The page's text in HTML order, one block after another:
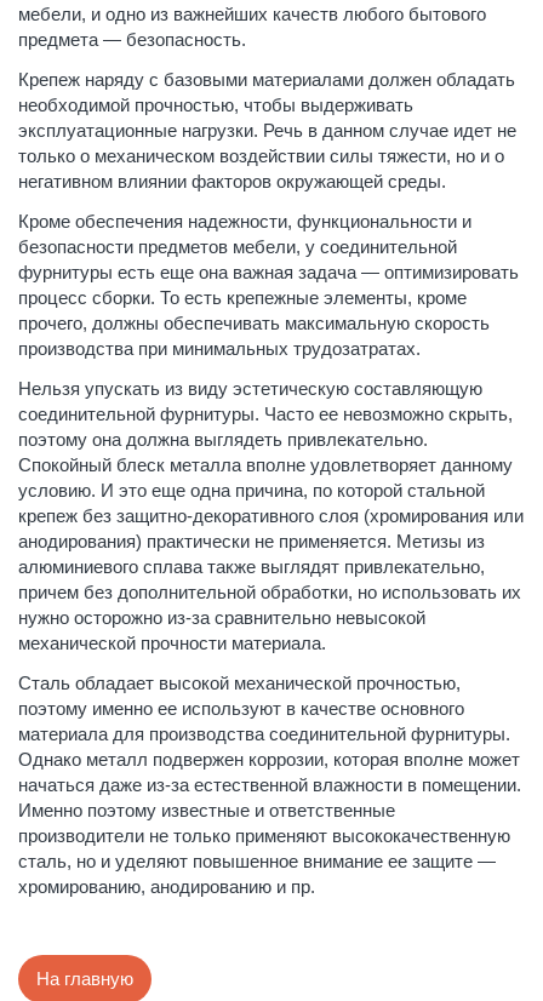
мебели, и одно из важнейших качеств любого бытового
предмета — безопасность.
Крепеж наряду с базовыми материалами должен обладать
необходимой прочностью, чтобы выдерживать
эксплуатационные нагрузки. Речь в данном случае идет не
только о механическом воздействии силы тяжести, но и о
негативном влиянии факторов окружающей среды.
Кроме обеспечения надежности, функциональности и
безопасности предметов мебели, у соединительной
фурнитуры есть еще она важная задача — оптимизировать
процесс сборки. То есть крепежные элементы, кроме
прочего, должны обеспечивать максимальную скорость
производства при минимальных трудозатратах.
Нельзя упускать из виду эстетическую составляющую
соединительной фурнитуры. Часто ее невозможно скрыть,
поэтому она должна выглядеть привлекательно.
Спокойный блеск металла вполне удовлетворяет данному
условию. И это еще одна причина, по которой стальной
крепеж без защитно-декоративного слоя (хромирования или
анодирования) практически не применяется. Метизы из
алюминиевого сплава также выглядят привлекательно,
причем без дополнительной обработки, но использовать их
нужно осторожно из-за сравнительно невысокой
механической прочности материала.
Сталь обладает высокой механической прочностью,
поэтому именно ее используют в качестве основного
материала для производства соединительной фурнитуры.
Однако металл подвержен коррозии, которая вполне может
начаться даже из-за естественной влажности в помещении.
Именно поэтому известные и ответственные
производители не только применяют высококачественную
сталь, но и уделяют повышенное внимание ее защите —
хромированию, анодированию и пр.
На главную